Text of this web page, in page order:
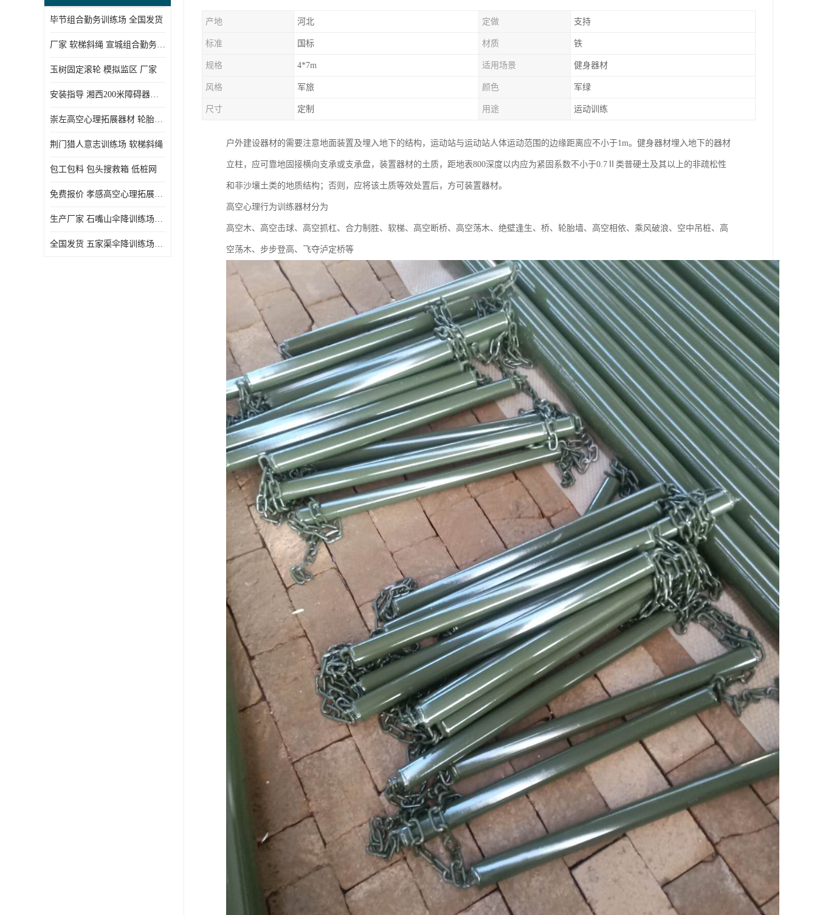
毕节组合勤务训练场 全国发货
厂家 软梯斜绳 宣城组合勤务训练场
玉树固定滚轮 模拟监区 厂家
安装指导 湘西200米障碍器材 模拟机降平台
崇左高空心理拓展器材 轮胎墙 技术参数
荆门猎人意志训练场 软梯斜绳
包工包料 包头搜救箱 低桩网
免费报价 孝感高空心理拓展器材 低桩网
生产厂家 石嘴山伞降训练场器材 空中单杠
全国发货 五家渠伞降训练场器材 低桩网
产地 河北 定做 支持
标准 国标 材质 铁
规格 4*7m 适用场景 健身器材
风格 军旅 颜色 军绿
尺寸 定制 用途 运动训练
户外建设器材的需要注意地面装置及埋入地下的结构，运动站与运动站人体运动范围的边缘距离应不小于1m。健身器材埋入地下的器材
立柱，应可靠地固接横向支承或支承盘，装置器材的土质，距地表800深度以内应为紧固系数不小于0.7Ⅱ类普硬土及其以上的非疏松性
和非沙壤土类的地质结构；否则，应将该土质等效处置后，方可装置器材。
高空心理行为训练器材分为
高空木、高空击球、高空抓杠、合力制胜、软梯、高空断桥、高空荡木、绝壁逢生、桥、轮胎墙、高空相依、乘风破浪、空中吊桩、高
空荡木、步步登高、飞夺泸定桥等